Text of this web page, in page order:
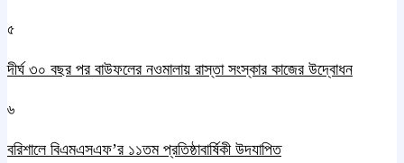
৫
দীর্ঘ ৩০ বছর পর বাউফলের নওমালায় রাস্তা সংস্কার কাজের উদ্বোধন
৬
বরিশালে বিএমএসএফ’র ১১তম প্রতিষ্ঠাবার্ষিকী উদযাপিত